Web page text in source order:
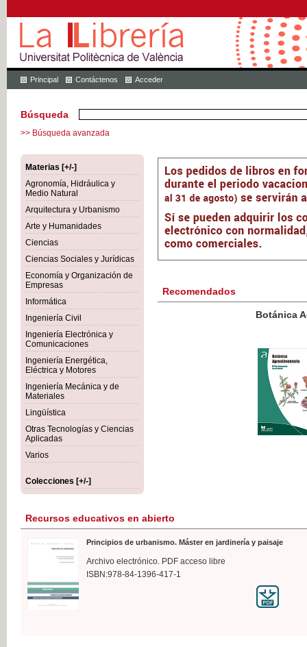
Principal Contáctenos Acceder
Búsqueda
>> Búsqueda avanzada
Materias [+/-]
Agronomía, Hidráulica y
Medio Natural
Arquitectura y Urbanismo
Arte y Humanidades
Ciencias
Ciencias Sociales y Jurídicas
Economía y Organización de
Empresas
Informática
Ingeniería Civil
Ingeniería Electrónica y
Comunicaciones
Ingeniería Energética,
Eléctrica y Motores
Ingeniería Mecánica y de
Materiales
Lingüística
Otras Tecnologías y Ciencias
Aplicadas
Varios
Colecciones [+/-]
Recomendados
Botánica Agroalimentaria
IVA
Recursos educativos en abierto
Principios de urbanismo. Máster en jardinería y paisaje
Archivo electrónico. PDF acceso libre
ISBN:978-84-1396-417-1